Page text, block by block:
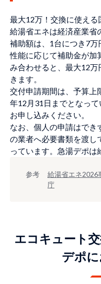
最大12万！交換に使える
給湯省エネは経済産業省
補助額は、1台につき7万
性能に応じて補助金が加
み合わせると、最大12
きます。
交付申請期間は、予算上
年12月31日までとなっ
お申し込みください。
なお、個人の申請はでき
の業者へ必要書類を渡し
っています。急湯デポは
参考
給湯省エネ2026
庁
エコキュート
デポに